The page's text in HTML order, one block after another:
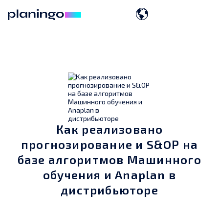
Как реализовано
прогнозирование и S&OP на
базе алгоритмов Машинного
обучения и Anaplan в
дистрибьюторе